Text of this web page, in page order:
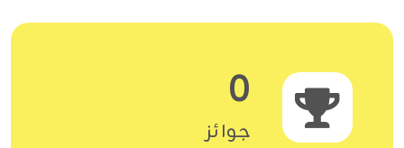
0
جوائز